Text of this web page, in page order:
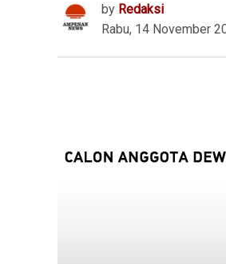
by Redaksi
Rabu, 14 November